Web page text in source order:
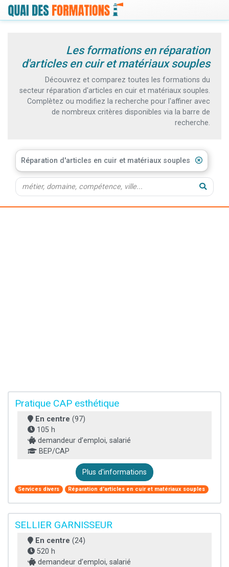
Les formations en réparation
d'articles en cuir et matériaux souples
Découvrez et comparez toutes les formations du
secteur réparation d'articles en cuir et matériaux souples.
Complètez ou modifiez la recherche pour l'affiner avec
de nombreux critères disponibles via la barre de
recherche.
Réparation d'articles en cuir et matériaux souples
Pratique CAP esthétique
En centre (97)
105 h
demandeur d’emploi, salarié
BEP/CAP
Plus d'informations
Services divers Réparation d'articles en cuir et matériaux souples
SELLIER GARNISSEUR
En centre (24)
520 h
demandeur d’emploi, salarié